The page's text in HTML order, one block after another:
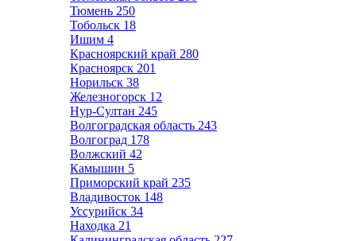
Тюмень 250
Тобольск 18
Ишим 4
Красноярский край 280
Красноярск 201
Норильск 38
Железногорск 12
Нур-Султан 245
Волгоградская область 243
Волгоград 178
Волжский 42
Камышин 5
Приморский край 235
Владивосток 148
Уссурийск 34
Находка 21